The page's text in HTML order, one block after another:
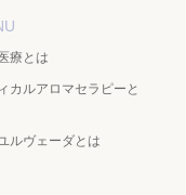
療とは
カルアロマセラピーと
ルヴェーダとは